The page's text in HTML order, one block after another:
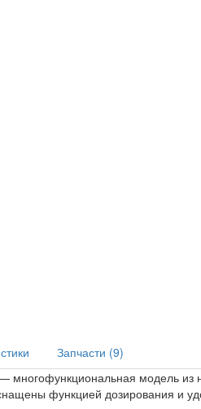
Запчасти (9)
многофункциональная модель из
функцией дозирования и